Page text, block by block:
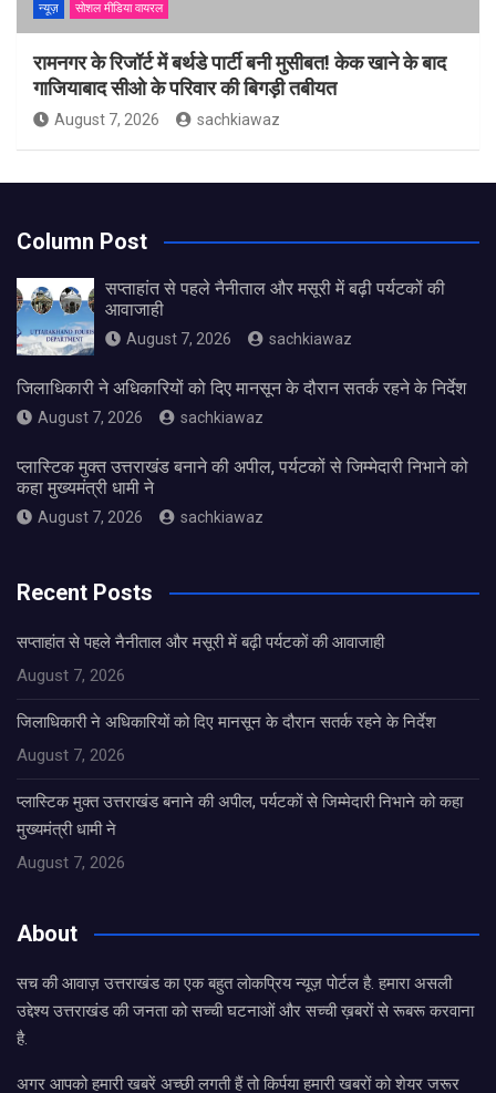
न्यूज़
सोशल मीडिया वायरल
रामनगर के रिजॉर्ट में बर्थडे पार्टी बनी मुसीबत! केक खाने के बाद
गाजियाबाद सीओ के परिवार की बिगड़ी तबीयत
August 7, 2026 sachkiawaz
Column Post
सप्ताहांत से पहले नैनीताल और मसूरी में बढ़ी पर्यटकों की
आवाजाही
August 7, 2026 sachkiawaz
जिलाधिकारी ने अधिकारियों को दिए मानसून के दौरान सतर्क रहने के निर्देश
August 7, 2026 sachkiawaz
प्लास्टिक मुक्त उत्तराखंड बनाने की अपील, पर्यटकों से जिम्मेदारी निभाने को
कहा मुख्यमंत्री धामी ने
August 7, 2026 sachkiawaz
Recent Posts
सप्ताहांत से पहले नैनीताल और मसूरी में बढ़ी पर्यटकों की आवाजाही
August 7, 2026
जिलाधिकारी ने अधिकारियों को दिए मानसून के दौरान सतर्क रहने के निर्देश
August 7, 2026
प्लास्टिक मुक्त उत्तराखंड बनाने की अपील, पर्यटकों से जिम्मेदारी निभाने को कहा
मुख्यमंत्री धामी ने
August 7, 2026
About
सच की आवाज़ उत्तराखंड का एक बहुत लोकप्रिय न्यूज़ पोर्टल है. हमारा असली
उद्देश्य उत्तराखंड की जनता को सच्ची घटनाओं और सच्ची ख़बरों से रूबरू करवाना
है.
अगर आपको हमारी खबरें अच्छी लगती हैं तो किर्पया हमारी खबरों को शेयर जरूर